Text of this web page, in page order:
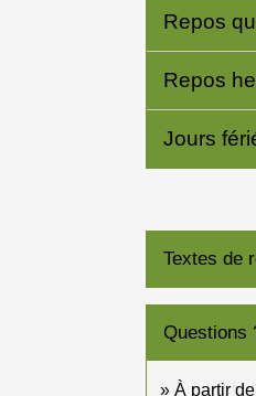
Repos
Repos
Jours
Textes de
Questions
À partir